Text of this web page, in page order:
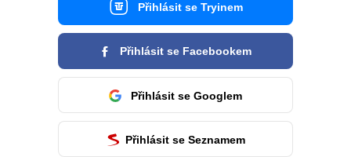
Přihlásit se Tryinem
Přihlásit se Facebookem
Přihlásit se Googlem
Přihlásit se Seznamem